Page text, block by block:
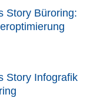
Story Büroring:
Story Infografik